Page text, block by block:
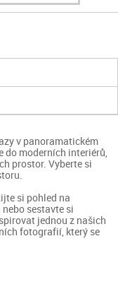
v panoramatickém
do moderních interiérů,
prostor. Vyberte si
si pohled na
sestavte si
jednou z našich
fotografií, který se